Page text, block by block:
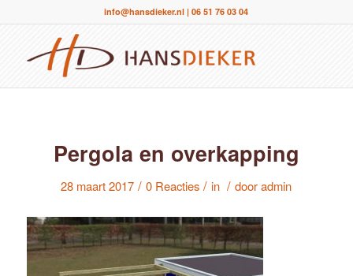
info@hansdieker.nl |06 51 76 03 04
Pergola en overkapping
28 maart 2017 / 0 Reacties / in / dooradmin